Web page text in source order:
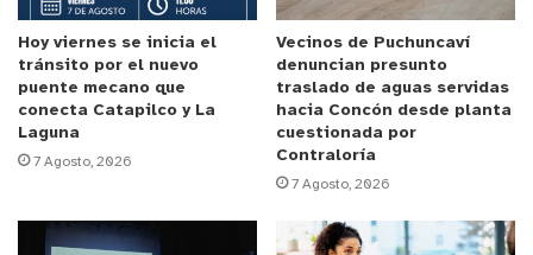
Hoy viernes se inicia el
tránsito por el nuevo
puente mecano que
conecta Catapilco y La
Laguna
7 Agosto, 2026
Vecinos de Puchuncaví
denuncian presunto
traslado de aguas servidas
hacia Concón desde planta
cuestionada por
Contraloría
7 Agosto, 2026